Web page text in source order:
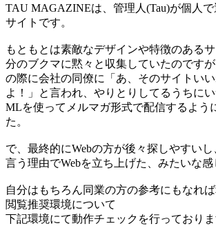
TAU MAGAZINEは、管理人(Tau)が個人
サイトです。
もともとは素敵なデザインや特徴のある
分のブクマに黙々と収集していたのです
の際に会社の同僚に「あ、そのサイトい
よ！」と言われ、やりとりしてるうちに
MLを使ってメルマガ形式で配信するよう
た。
で、最終的にWebの方が後々探しやすい
言う理由でWebを立ち上げた、みたいな感
自分はもちろん同業の方の参考にもなれば
閲覧推奨環境について
下記環境にて動作チェックを行っておりま